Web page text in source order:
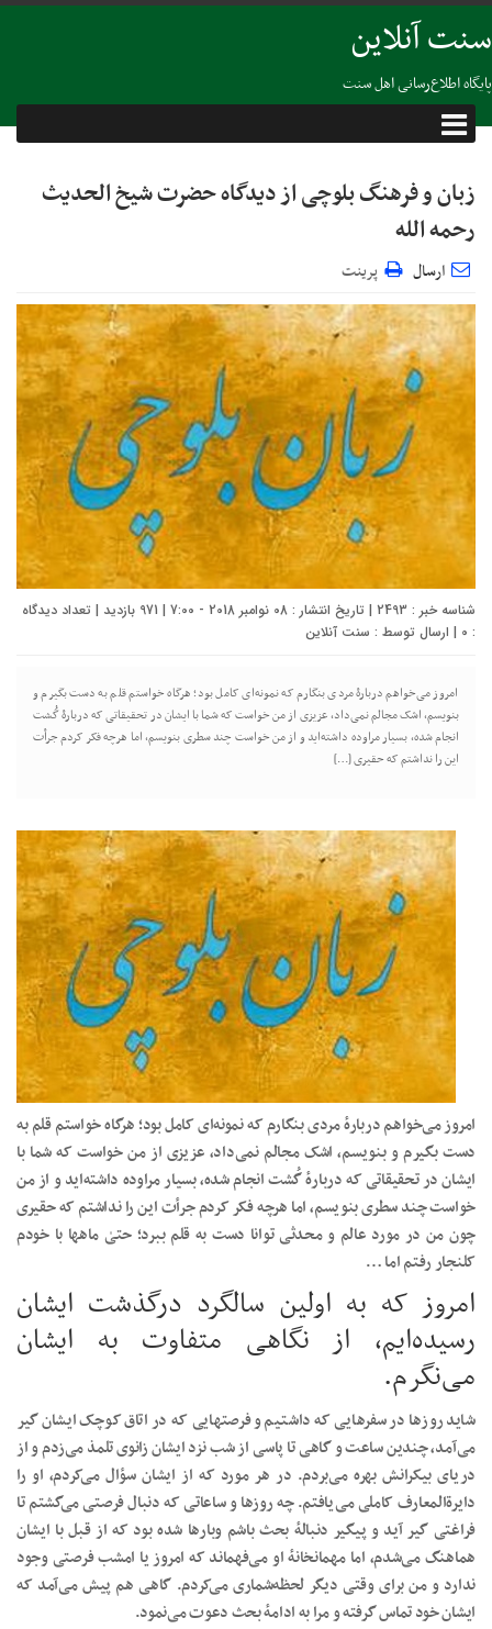
سنت آنلاین
پایگاه اطلاع‌رسانی اهل سنت
زبان و فرهنگ بلوچی از دیدگاه حضرت شیخ الحدیث
رحمه الله
ارسال پرینت
شناسه خبر : 2493 | تاریخ انتشار : 08 نوامبر 2018 - 7:00 | 971 بازدید | تعداد دیدگاه
:
0 | ارسال توسط : سنت آنلاین
امروز می‌خواهم دربارهٔ مردی بنگارم که نمونه‌ای کامل بود؛ هرگاه خواستم قلم به دست بگیرم و
بنویسم، اشک مجالم نمی‌داد، عزیزی از من خواست که شما با ایشان در تحقیقاتی که دربارهٔ گُشت
انجام شده، بسیار مراوده داشته‌اید و از من خواست چند سطری بنویسم، اما هرچه فکر کردم جرأت
این را نداشتم که حقیری […]
امروز می‌خواهم دربارهٔ مردی بنگارم که نمونه‌ای کامل بود؛ هرگاه خواستم قلم به
دست بگیرم و بنویسم، اشک مجالم نمی‌داد، عزیزی از من خواست که شما با
ایشان در تحقیقاتی که دربارهٔ گُشت انجام شده، بسیار مراوده داشته‌اید و از من
خواست چند سطری بنویسم، اما هرچه فکر کردم جرأت این را نداشتم که حقیری
چون من در مورد عالم و محدثی توانا دست به قلم ببرد؛ حتیٰ ماهها با خودم
کلنجار رفتم اما …
امروز که به اولین سالگرد درگذشت ایشان
رسیده‌ایم، از نگاهی متفاوت به ایشان
می‌نگرم.
شاید روزها در سفرهایی که داشتیم و فرصتهایی که در اتاق کوچک ایشان گیر
می‌آمد، چندین ساعت و گاهی تا پاسی از شب نزد ایشان زانوی تلمذ می‌زدم و از
دریای بیکرانش بهره می‌بردم. در هر مورد که از ایشان سؤال می‌کردم، او را
دایرةالمعارف کاملی می‌یافتم. چه روزها و ساعاتی که دنبال فرصتی می‌گشتم تا
فراغتی گیر آید و پیگیر دنبالهٔ بحث باشم وبارها شده بود که از قبل با ایشان
هماهنگ می‌شدم، اما مهمانخانهٔ او می‌فهماند که امروز یا امشب فرصتی وجود
ندارد و من برای وقتی دیگر لحظه‌شماری می‌کردم. گاهی هم پیش می‌آمد که
ایشان خود تماس گرفته و مرا به ادامهٔ بحث دعوت می‌نمود.